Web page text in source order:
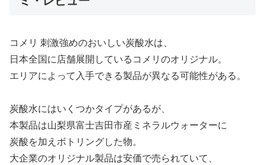
コメリ 刺激強めのおいしい炭酸水は、
日本全国に店舗展開しているコメリのオリジナル。
エリアによって入手できる製品が異なる可能性がある。
炭酸水にはいくつかタイプがあるが、
本製品は山梨県富士吉田市産ミネラルウォーターに
炭酸を加えボトリングした物。
大企業のオリジナル製品は安価で売られていて、